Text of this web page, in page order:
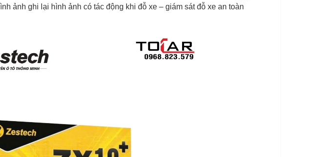
ảnh ghi lại hình ảnh có tác động khi đỗ xe – giám sát đỗ xe an toàn